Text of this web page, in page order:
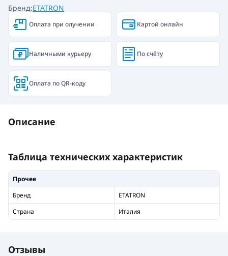
Бренд:ETATRON
Оплата при олучении Картой онлайн
Наличными курьеру По счёту
Оплата по QR-коду
Описание
Таблица технических характеристик
Прочее
Бренд
ETATRON
Страна
Италия
Отзывы